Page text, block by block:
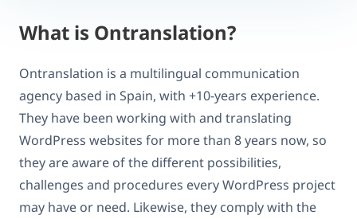
What is Ontranslation?
Ontranslation is a multilingual communication
agency based in Spain, with +10-years experience.
They have been working with and translating
WordPress websites for more than 8 years now, so
they are aware of the different possibilities,
challenges and procedures every WordPress project
may have or need. Likewise, they comply with the